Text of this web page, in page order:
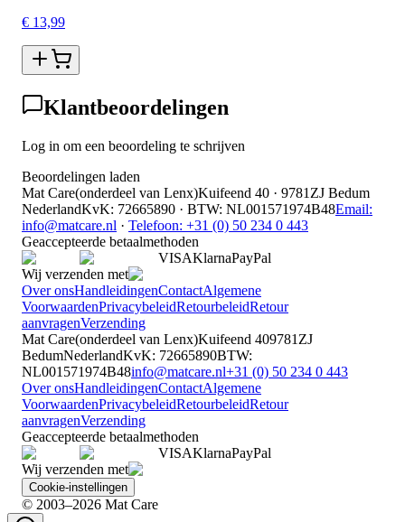
€ 13,99
Klantbeoordelingen
Log in om een beoordeling te schrijven
Beoordelingen laden
Mat Care(onderdeel van Lenx)Kuifeend 40 · 9781ZJ Bedum
NederlandKvK: 72665890 · BTW: NL001571974B48Email:
info@matcare.nl · Telefoon: +31 (0) 50 234 0 443
Geaccepteerde betaalmethoden
VISAKlarnaPayPal
Wij verzenden met
Over onsHandleidingenContactAlgemene
VoorwaardenPrivacybeleidRetourbeleidRetour
aanvragenVerzending
Mat Care(onderdeel van Lenx)Kuifeend 409781ZJ
BedumNederlandKvK: 72665890BTW:
NL001571974B48info@matcare.nl+31 (0) 50 234 0 443
Over onsHandleidingenContactAlgemene
VoorwaardenPrivacybeleidRetourbeleidRetour
aanvragenVerzending
Geaccepteerde betaalmethoden
VISAKlarnaPayPal
Wij verzenden met
Cookie-instellingen
© 2003–2026 Mat Care